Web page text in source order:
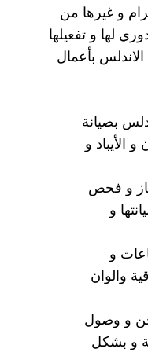
و غيرها من
لها و تفعيلها
بأعمال
بصيانة
الأيباد و
و فحص
و
و
والوان
و وصول
و بشكل